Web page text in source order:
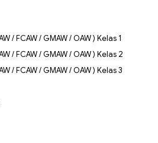
/ FCAW / GMAW / OAW ) Kelas 1
/ FCAW / GMAW / OAW ) Kelas 2
/ FCAW / GMAW / OAW ) Kelas 3